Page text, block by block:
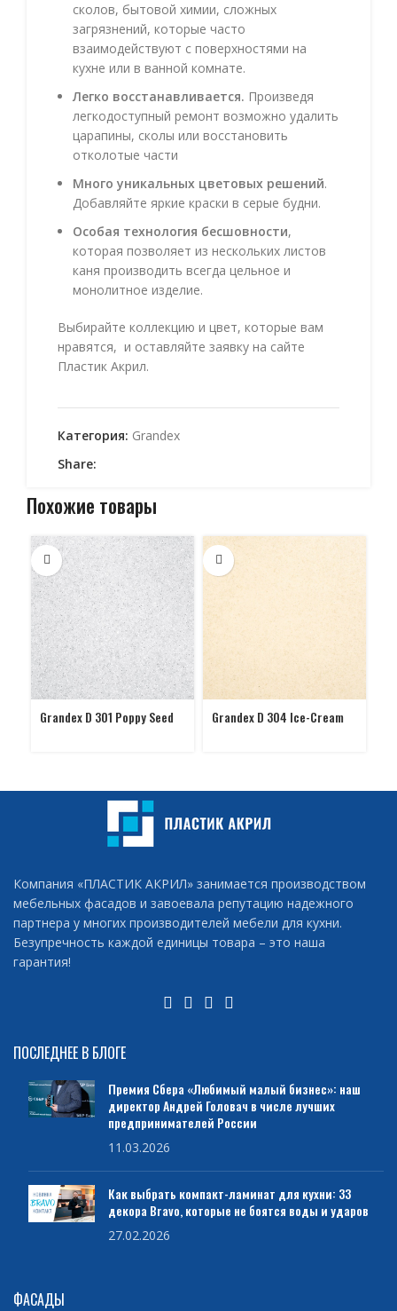
сколов, бытовой химии, сложных
загрязнений, которые часто
взаимодействуют с поверхностями на
кухне или в ванной комнате.
Легко восстанавливается. Произведя
легкодоступный ремонт возможно удалить
царапины, сколы или восстановить
отколотые части
Много уникальных цветовых решений.
Добавляйте яркие краски в серые будни.
Особая технология бесшовности,
которая позволяет из нескольких листов
каня производить всегда цельное и
монолитное изделие.
Выбирайте коллекцию и цвет, которые вам
нравятся, и оставляйте заявку на сайте
Пластик Акрил.
Категория: Grandex
Share:
Похожие товары
Grandex D 301 Poppy Seed Grandex D 304 Ice-Cream
Компания «ПЛАСТИК АКРИЛ» занимается производством
мебельных фасадов и завоевала репутацию надежного
партнера у многих производителей мебели для кухни.
Безупречность каждой единицы товара – это наша
гарантия!
ПОСЛЕДНЕЕ В БЛОГЕ
Премия Сбера «Любимый малый бизнес»: наш
директор Андрей Головач в числе лучших
предпринимателей России
11.03.2026
Как выбрать компакт-ламинат для кухни: 33
декора Bravo, которые не боятся воды и ударов
27.02.2026
ФАСАДЫ